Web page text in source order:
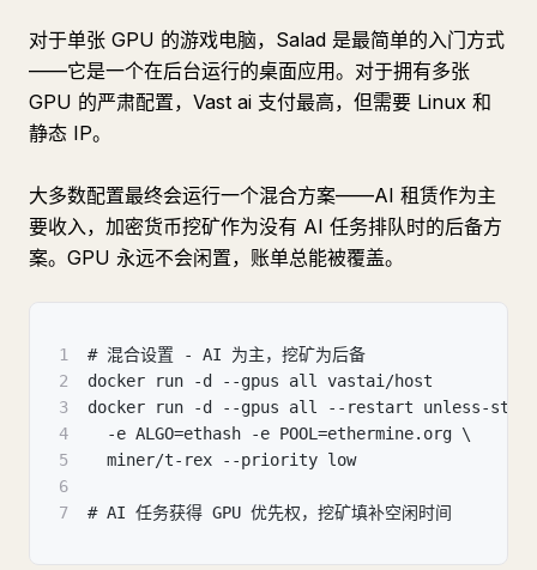
对于单张 GPU 的游戏电脑，Salad 是最简单的入门方式
——它是一个在后台运行的桌面应用。对于拥有多张
GPU 的严肃配置，Vast ai 支付最高，但需要 Linux 和
静态 IP。
大多数配置最终会运行一个混合方案——AI 租赁作为主
要收入，加密货币挖矿作为没有 AI 任务排队时的后备方
案。GPU 永远不会闲置，账单总能被覆盖。
1
# 混合设置 - AI 为主，挖矿为后备
2
docker run -d --gpus all vastai/host
3
docker run -d --gpus all --restart unless-
4
  -e ALGO=ethash -e POOL=ethermine.org \
5
  miner/t-rex --priority low
6
7
# AI 任务获得 GPU 优先权，挖矿填补空闲时间